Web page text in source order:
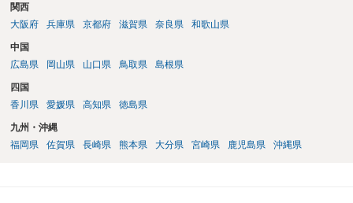
関西
大阪府
兵庫県 京都府 滋賀県 奈良県 和歌山県
中国
広島県
岡山県 山口県 鳥取県 島根県
四国
香川県
愛媛県 高知県 徳島県
九州・沖縄
福岡県
佐賀県 長崎県 熊本県 大分県 宮崎県 鹿児島県 沖縄県